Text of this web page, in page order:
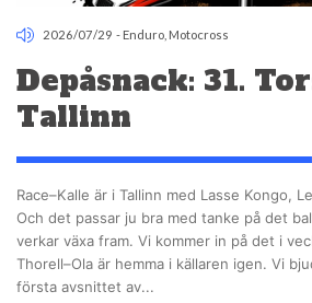
2026/07/29 - Enduro Motocross
Depåsnack: 31.
Tallinn
Race–Kalle är i Tallinn med Lasse Kongo,
Och det passar ju bra med tanke på det
verkar växa fram. Vi kommer in på det i
Thorell–Ola är hemma i källaren igen. Vi
första avsnittet av...